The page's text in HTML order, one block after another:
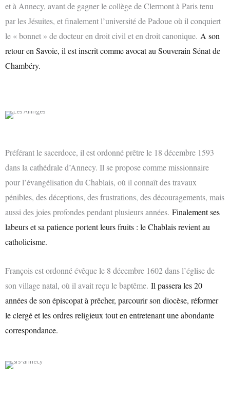
et à Annecy, avant de gagner le collège de Clermont à Paris tenu
par les Jésuites, et finalement l’université de Padoue où il conquiert
le « bonnet » de docteur en droit civil et en droit canonique. A son
retour en Savoie, il est inscrit comme avocat au Souverain Sénat de
Chambéry.
Préférant le sacerdoce, il est ordonné prêtre le 18 décembre 1593
dans la cathédrale d’Annecy. Il se propose comme missionnaire
pour l’évangélisation du Chablais, où il connaît des travaux
pénibles, des déceptions, des frustrations, des découragements, mais
aussi des joies profondes pendant plusieurs années. Finalement ses
labeurs et sa patience portent leurs fruits : le Chablais revient au
catholicisme.
François est ordonné évêque le 8 décembre 1602 dans l’église de
son village natal, où il avait reçu le baptême. Il passera les 20
années de son épiscopat à prêcher, parcourir son diocèse, réformer
le clergé et les ordres religieux tout en entretenant une abondante
correspondance.